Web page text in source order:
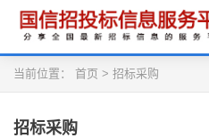
当前位置： 首页 > 招标采购
招标采购